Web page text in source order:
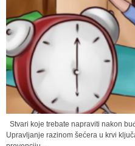
Stvari koje trebate napraviti nakon
Upravljanje razinom šećera u krvi